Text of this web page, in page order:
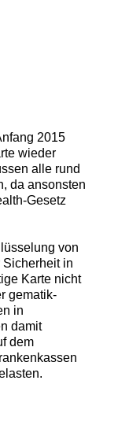
2015
wieder
alle rund
da ansonsten
Gesetz
von
Sicherheit in
Karte nicht
gematik-
in
damit
dem